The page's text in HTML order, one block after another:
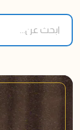
search form